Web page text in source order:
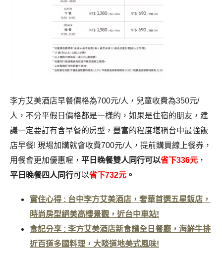
李方艾美酒店早餐價格為700元/人，兒童收費為350元/
人，不分平假日價格都是一樣的，如果是住宿的朋友，建
議一定要訂有含早餐的房型，豐富的程度堪稱台中最強飯
店早餐! 現場加購就會收費700元/人，提前購買線上餐券，
用餐會更加優惠喔， 平日晚餐雙人同行可以省下336元 ，
平日晚餐四人同行可以省下732元 。
實住心得 : 台中李方艾美酒店，奢華首選五星飯店，
時尚房型絕美高樓景觀，近台中車站!
食記分享 : 李方艾美酒店新食譜全日餐廳，海鮮牛排
近百道多國料理，大啖道地美式風味!